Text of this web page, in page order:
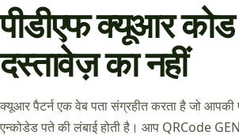
पीडीएफ क्यूआर
दस्तावेज़ का नहीं
क्यूआर पैटर्न एक वेब पता संग्रहीत करता है जो
एन्कोडेड पते की लंबाई होती है। आप QRCode